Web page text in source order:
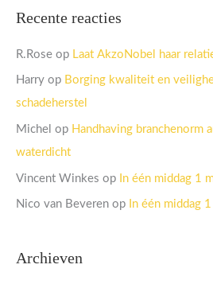
Recente reacties
R.Rose op Laat AkzoNobel haar
Harry op Borging kwaliteit en
schadeherstel
Michel op Handhaving branchenorm
waterdicht
Vincent Winkes op In één middag 1
Nico van Beveren op In één middag
Archieven